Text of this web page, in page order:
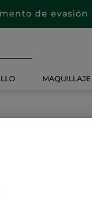
de
MAQUILLAJE